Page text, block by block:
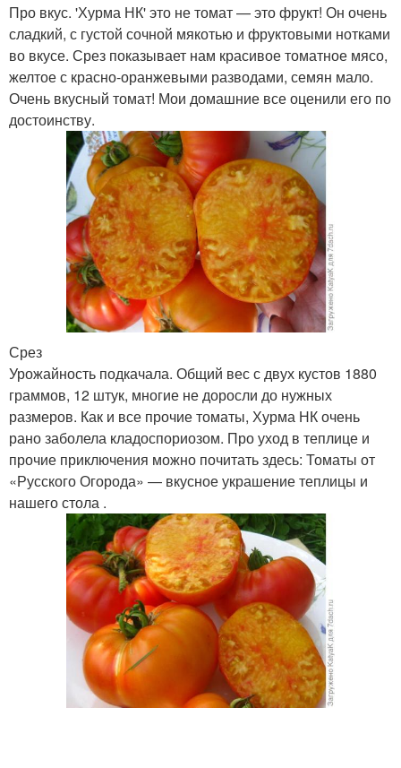
Про вкус. 'Хурма НК' это не томат — это фрукт! Он очень
сладкий, с густой сочной мякотью и фруктовыми нотками
во вкусе. Срез показывает нам красивое томатное мясо,
желтое с красно-оранжевыми разводами, семян мало.
Очень вкусный томат! Мои домашние все оценили его по
достоинству.
Срез
Урожайность подкачала. Общий вес с двух кустов 1880
граммов, 12 штук, многие не доросли до нужных
размеров. Как и все прочие томаты, Хурма НК очень
рано заболела кладоспориозом. Про уход в теплице и
прочие приключения можно почитать здесь: Томаты от
«Русского Огорода» — вкусное украшение теплицы и
нашего стола .